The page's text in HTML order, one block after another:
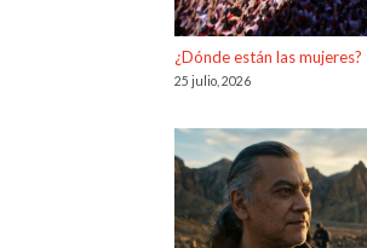
¿Dónde están las mujeres?
25 julio, 2026